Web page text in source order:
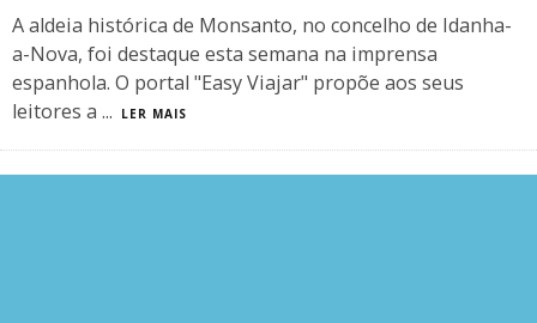
A aldeia histórica de Monsanto, no concelho de Idanha-
a-Nova, foi destaque esta semana na imprensa
espanhola. O portal "Easy Viajar" propõe aos seus
leitores a ... LER MAIS